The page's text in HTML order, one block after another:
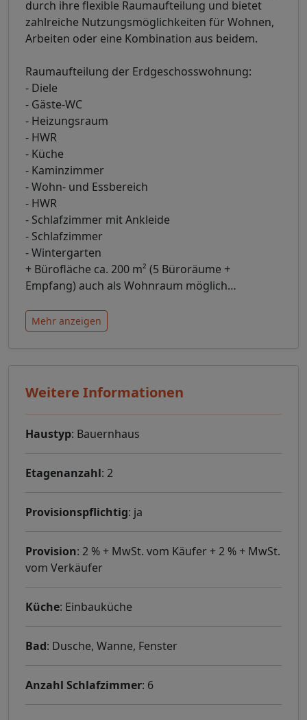
durch ihre flexible Raumaufteilung und bietet
zahlreiche Nutzungsmöglichkeiten für Wohnen,
Arbeiten oder eine Kombination aus beidem.
Raumaufteilung der Erdgeschosswohnung:
- Diele
- Gäste-WC
- Heizungsraum
- HWR
- Küche
- Kaminzimmer
- Wohn- und Essbereich
- HWR
- Schlafzimmer mit Ankleide
- Schlafzimmer
- Wintergarten
+ Bürofläche ca. 200 m² (5 Büroräume +
Empfang) auch als Wohnraum möglich…
Mehr anzeigen
Weitere Informationen
Haustyp: Bauernhaus
Etagenanzahl: 2
Provisionspflichtig: ja
Provision: 2 % + MwSt. vom Käufer + 2 % + MwSt.
vom Verkäufer
Küche: Einbauküche
Bad: Dusche, Wanne, Fenster
Anzahl Schlafzimmer: 6